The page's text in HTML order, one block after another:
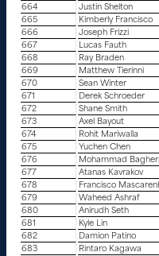
664
Justin Shelton
665
Kimberly Francisco
666
Joseph Frizzi
667
Lucas Fauth
668
Ray Braden
669
Matthew Tierinni
670
Sean Winter
671
Derek Schroeder
672
Shane Smith
673
Axel Bayout
674
Rohit Mariwalla
675
Yuchen Chen
676
Mohammad Bagheri
677
Atanas Kavrakov
678
Francisco
679
Waheed Ashraf
680
Anirudh Seth
681
Kyle Lin
682
Damion Patino
683
Rintaro Kagawa